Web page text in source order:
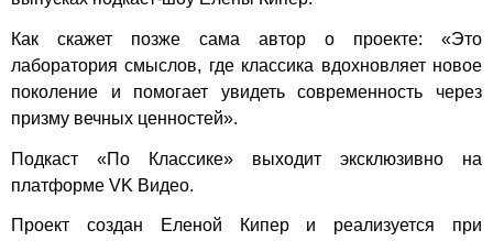
Как скажет позже сама автор о проекте: «Это
лаборатория смыслов, где классика вдохновляет новое
поколение и помогает увидеть современность через
призму вечных ценностей».
Подкаст «По Классике» выходит эксклюзивно на
платформе VK Видео.
Проект создан Еленой Кипер и реализуется при